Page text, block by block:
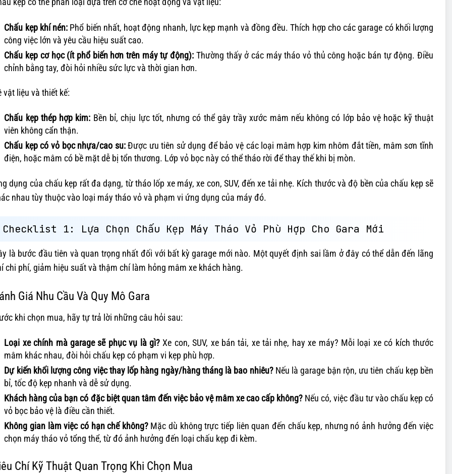
Chấu kẹp khí nén: Phổ biến nhất, hoạt động nhanh, lực kẹp mạnh và đồng đều. Thích hợp cho các garage có khối lượng
công việc lớn và yêu cầu hiệu suất cao.
Chấu kẹp cơ học (ít phổ biến hơn trên máy tự động): Thường thấy ở các máy tháo vỏ thủ công hoặc bán tự động. Điều
chỉnh bằng tay, đòi hỏi nhiều sức lực và thời gian hơn.
vật liệu và thiết kế:
Chấu kẹp thép hợp kim: Bền bỉ, chịu lực tốt, nhưng có thể gây trầy xước mâm nếu không có lớp bảo vệ hoặc kỹ thuật
viên không cẩn thận.
Chấu kẹp có vỏ bọc nhựa/cao su:Được ưu tiên sử dụng để bảo vệ các loại mâm hợp kim nhôm đắt tiền, mâm sơn tĩnh
điện, hoặc mâm có bề mặt dễ bị tổn thương. Lớp vỏ bọc này có thể tháo rời để thay thế khi bị mòn.
dụng của chấu kẹp rất đa dạng, từ tháo lốp xe máy, xe con, SUV, đến xe tải nhẹ. Kích thước và độ bền của chấu kẹp sẽ
nhau tùy thuộc vào loại máy tháo vỏ và phạm vi ứng dụng của máy đó.
Checklist 1: Lựa Chọn Chấu Kẹp Máy Tháo Vỏ Phù Hợp Cho Gara Mới
là bước đầu tiên và quan trọng nhất đối với bất kỳ garage mới nào. Một quyết định sai lầm ở đây có thể dẫn đến lãng
chi phí, giảm hiệu suất và thậm chí làm hỏng mâm xe khách hàng.
Giá Nhu Cầu Và Quy Mô Gara
khi chọn mua, hãy tự trả lời những câu hỏi sau:
Loại xe chính mà garage sẽ phục vụ là gì?Xe con, SUV, xe bán tải, xe tải nhẹ, hay xe máy? Mỗi loại xe có kích thước
mâm khác nhau, đòi hỏi chấu kẹp có phạm vi kẹp phù hợp.
Dự kiến khối lượng công việc thay lốp hàng ngày/hàng tháng là bao nhiêu?Nếu là garage bận rộn, ưu tiên chấu kẹp bền
bỉ, tốc độ kẹp nhanh và dễ sử dụng.
Khách hàng của bạn có đặc biệt quan tâm đến việc bảo vệ mâm xe cao cấp không?Nếu có, việc đầu tư vào chấu kẹp có
vỏ bọc bảo vệ là điều cần thiết.
Không gian làm việc có hạn chế không?Mặc dù không trực tiếp liên quan đến chấu kẹp, nhưng nó ảnh hưởng đến việc
chọn máy tháo vỏ tổng thể, từ đó ảnh hưởng đến loại chấu kẹp đi kèm.
Chí Kỹ Thuật Quan Trọng Khi Chọn Mua